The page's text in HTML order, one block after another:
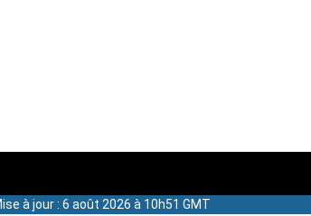
à jour : 6 août 2026 à 10h51 GMT